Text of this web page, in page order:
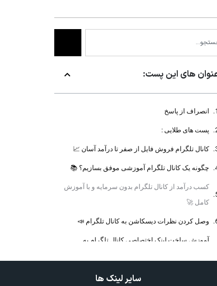
های این پست:
انصراف از پاسخ
پست های طلایی :
کانال تلگرام فروش فایل از صفر تا درآمد آسان 📈
چگونه یک کانال تلگرام آموزشی موفق بسازیم؟ 📚
کسب درآمد از کانال تلگرام بدون سرمایه و با آموزش
کامل 🚀
وصل کردن نظرات دیسکاشن به کانال تلگرام 📣
آموزش ساخت لینک اختصاصی کانال تلگرام به
درآمد کانال تلگرام از تبلیغات چقدر است؟ 💰
سایر لینک ها